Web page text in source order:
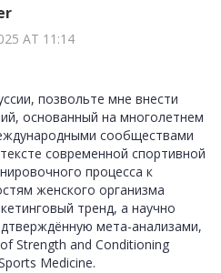
AT 11:14
позвольте мне внести
основанный на многолетнем
сообществами
современной спортивной
процесса к
женского организма
тренд, а научно
мета-анализами,
Strength and Conditioning
Medicine.